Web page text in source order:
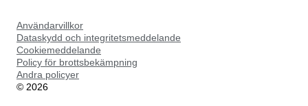
Användarvillkor
Dataskydd och integritetsmeddelande
Cookiemeddelande
Policy för brottsbekämpning
Andra policyer
© 2026